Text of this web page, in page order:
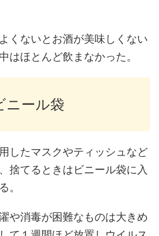
くないとお酒が美味しくない
はほとんど飲まなかった。
ニール袋
したマスクやティッシュなど
捨てるときはビニール袋に入
。
や消毒が困難なものは大きめ